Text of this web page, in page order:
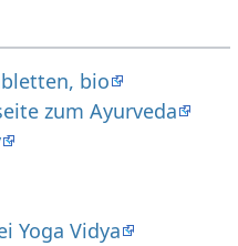
bio
zum Ayurveda
Yoga Vidya